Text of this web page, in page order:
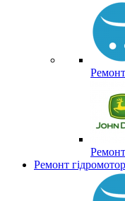
Ремонт
Ремонт
Ремонт